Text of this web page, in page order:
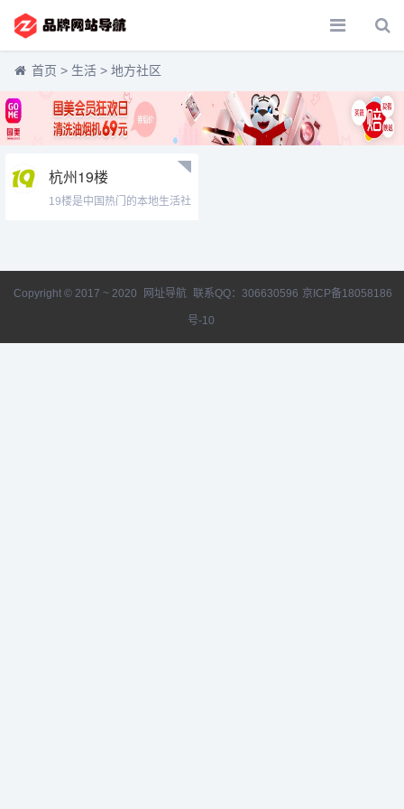
首页 > 生活 > 地方社区
杭州19楼
19楼是中国热门的本地生活社
获得租房、求...
Copyright © 2017 ~ 2020 网址导航 联系QQ：306630596 京ICP备18058186
号-10